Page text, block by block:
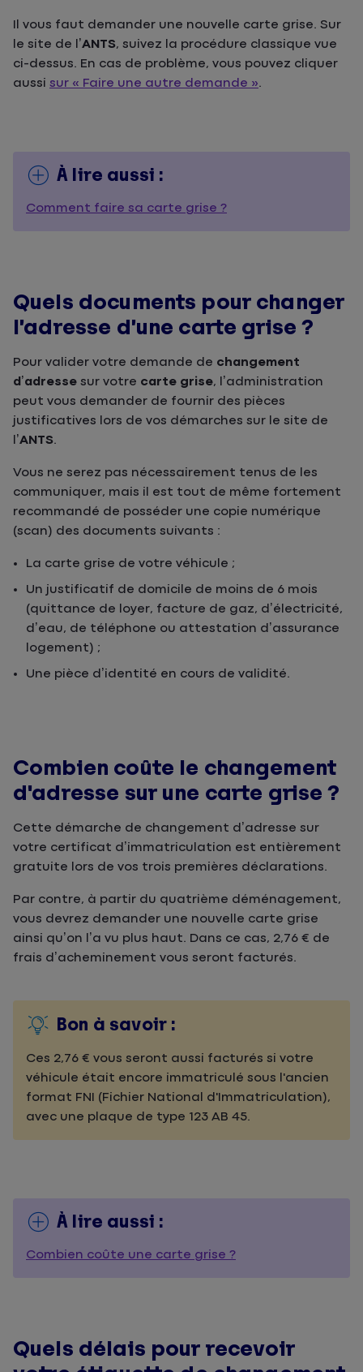
Il vous faut demander une nouvelle carte grise. Sur
le site de l’ANTS, suivez la procédure classique vue
ci-dessus. En cas de problème, vous pouvez cliquer
aussi sur « Faire une autre demande ».
À lire aussi :
Comment faire sa carte grise ?
Quels documents pour changer
l’adresse d’une carte grise ?
Pour valider votre demande de changement
d’adresse sur votre carte grise, l’administration
peut vous demander de fournir des pièces
justificatives lors de vos démarches sur le site de
l’ANTS.
Vous ne serez pas nécessairement tenus de les
communiquer, mais il est tout de même fortement
recommandé de posséder une copie numérique
(scan) des documents suivants :
La carte grise de votre véhicule ;
Un justificatif de domicile de moins de 6 mois
(quittance de loyer, facture de gaz, d’électricité,
d’eau, de téléphone ou attestation d’assurance
logement) ;
Une pièce d’identité en cours de validité.
Combien coûte le changement
d'adresse sur une carte grise ?
Cette démarche de changement d’adresse sur
votre certificat d’immatriculation est entièrement
gratuite lors de vos trois premières déclarations.
Par contre, à partir du quatrième déménagement,
vous devrez demander une nouvelle carte grise
ainsi qu’on l’a vu plus haut. Dans ce cas, 2,76 € de
frais d’acheminement vous seront facturés.
Bon à savoir :
Ces 2,76 € vous seront aussi facturés si votre
véhicule était encore immatriculé sous l'ancien
format FNI (Fichier National d'Immatriculation),
avec une plaque de type 123 AB 45.
À lire aussi :
Combien coûte une carte grise ?
Quels délais pour recevoir